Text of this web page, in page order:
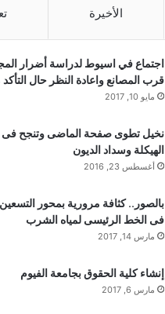
الأخيرة
اجتماع في اسيوط لدراسة أضرار
قرب المصانع واعادة النظر حال
مايو 10, 2017
نخيل تطوى صفحة الماضى وتنجح فى
الهيكلة وسداد الديون
أغسطس 23, 2016
بالصور.. كثافة مرورية بمحور
فى الخط الرئيسى لمياه الشرب
مارس 14, 2017
إنشاء كلية الحقوق بجامعة الفيوم
مارس 6, 2017